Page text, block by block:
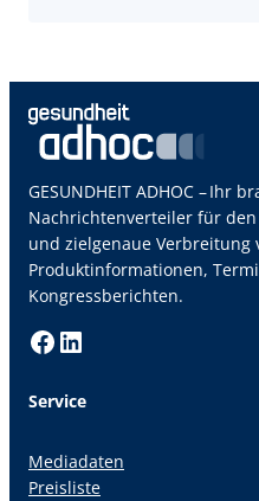
GESUNDHEIT ADHOC – Ihr
Nachrichtenverteiler für
und zielgenaue Verbreitung
Produktinformationen,
Kongressberichten.
Facebook LinkedIn
Service
Mediadaten
Preisliste